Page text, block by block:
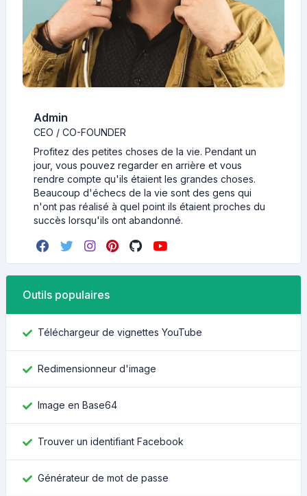
Admin
CEO / CO-FOUNDER
Profitez des petites choses de la vie. Pendant un
jour, vous pouvez regarder en arrière et vous
rendre compte qu'ils étaient les grandes choses.
Beaucoup d'échecs de la vie sont des gens qui
n'ont pas réalisé à quel point ils étaient proches du
succès lorsqu'ils ont abandonné.
Outils populaires
Téléchargeur de vignettes YouTube
Redimensionneur d'image
Image en Base64
Trouver un identifiant Facebook
Générateur de mot de passe